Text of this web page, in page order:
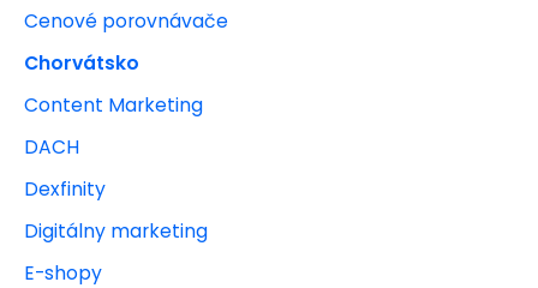
Cenové porovnávače
Chorvátsko
Content Marketing
DACH
Dexfinity
Digitálny marketing
E-shopy